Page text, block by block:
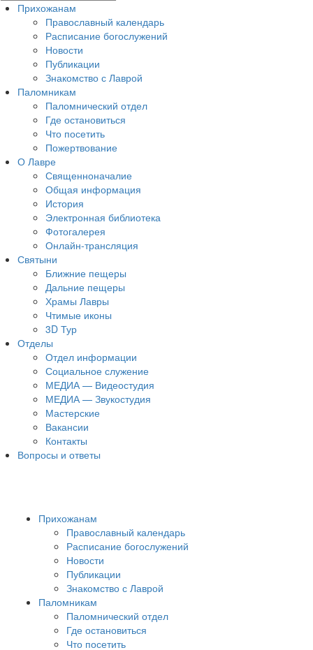
Прихожанам
Православный календарь
Расписание богослужений
Новости
Публикации
Знакомство с Лаврой
Паломникам
Паломнический отдел
Где остановиться
Что посетить
Пожертвование
О Лавре
Священноначалие
Общая информация
История
Электронная библиотека
Фотогалерея
Онлайн-трансляция
Святыни
Ближние пещеры
Дальние пещеры
Храмы Лавры
Чтимые иконы
3D Тур
Отделы
Отдел информации
Социальное служение
МЕДИА — Видеостудия
МЕДИА — Звукостудия
Мастерские
Вакансии
Контакты
Вопросы и ответы
Прихожанам
Православный календарь
Расписание богослужений
Новости
Публикации
Знакомство с Лаврой
Паломникам
Паломнический отдел
Где остановиться
Что посетить